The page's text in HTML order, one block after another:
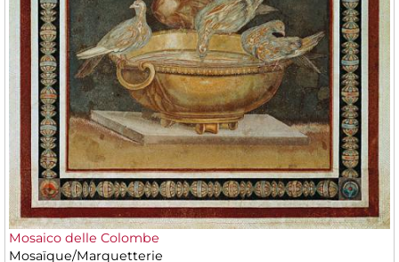
Mosaico delle Colombe
Mosaïque/Marquetterie